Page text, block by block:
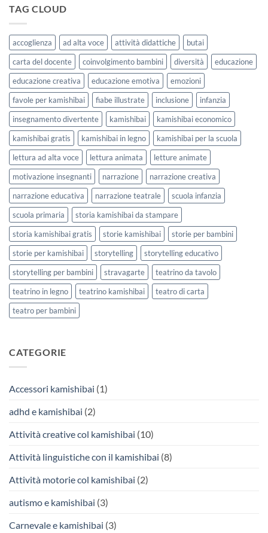
Settembre
2026
lavorare
sull’accoglienza
a
scuola
TAG CLOUD
accoglienza ad alta voce attività didattiche
butai
carta del docente
coinvolgimento bambini diversità
educazione
educazione creativa
educazione emotiva
emozioni
favole per kamishibai
fiabe illustrate inclusione
infanzia
insegnamento divertente
kamishibai
kamishibai economico
kamishibai gratis
kamishibai in legno
kamishibai per la scuola
lettura ad alta voce
lettura animata
letture animate
motivazione insegnanti
narrazione
narrazione creativa
narrazione educativa
narrazione teatrale
scuola infanzia
scuola primaria
storia kamishibai da stampare
storia kamishibai gratis
storie kamishibai
storie per bambini
storie per kamishibai
storytelling
storytelling educativo
storytelling per bambini
stravagarte
teatrino da tavolo
teatrino in legno
teatrino kamishibai
teatro di carta
teatro per bambini
CATEGORIE
Accessori kamishibai (1)
adhd e kamishibai (2)
Attività creative col kamishibai (10)
Attività linguistiche con il kamishibai (8)
Attività motorie col kamishibai (2)
autismo e kamishibai (3)
Carnevale e kamishibai (3)